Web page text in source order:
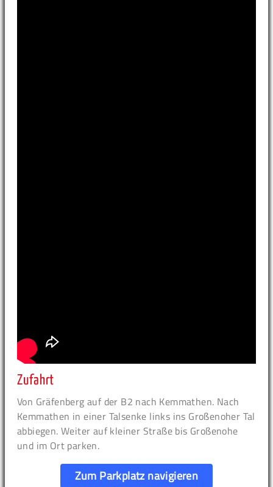
Zufahrt
Von Gräfenberg auf der B2 nach Kemmathen. Nach
Kemmathen in einer Talsenke links ins Großenoher Tal
abbiegen. Weiter auf kleiner Straße bis Großenohe
und im Ort parken.
Zum Parkplatz navigieren